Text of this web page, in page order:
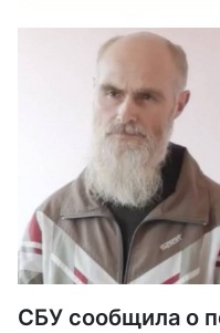
СБУ сообщила о